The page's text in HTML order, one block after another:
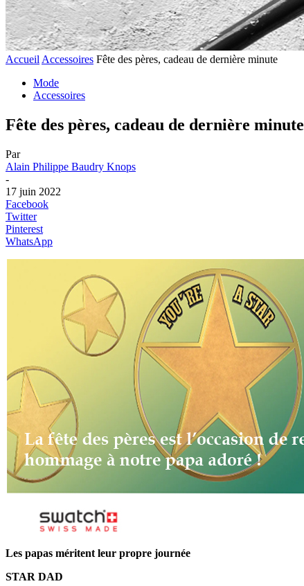
Accueil Accessoires Fête des pères, cadeau de dernière minute
Mode
Accessoires
Fête des pères, cadeau de dernière minute
Par
Alain Philippe Baudry Knops
-
17 juin 2022
Facebook
Twitter
Pinterest
WhatsApp
Les papas méritent leur propre journée
STAR DAD